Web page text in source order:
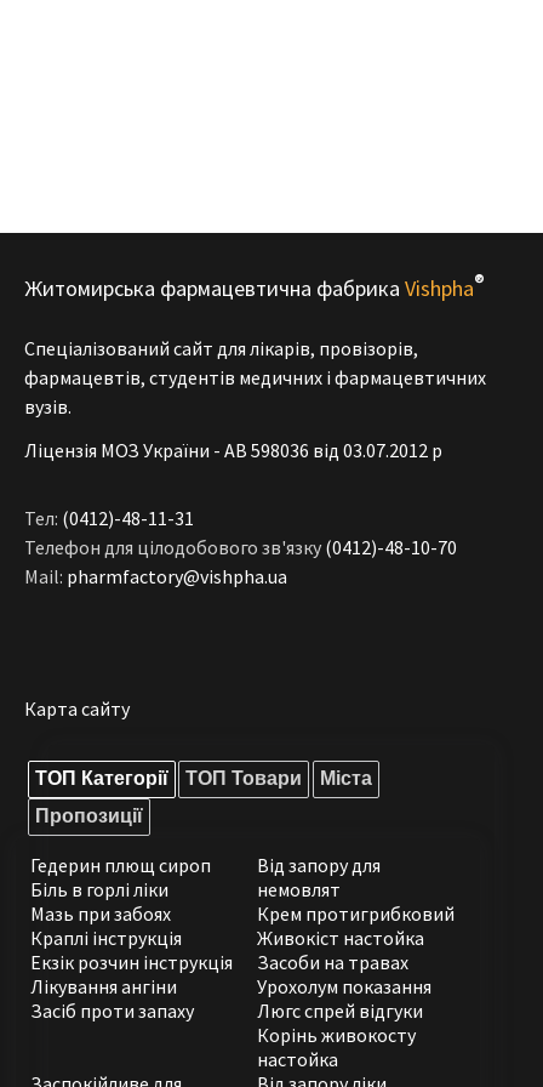
Житомирська фармацевтична фабрика Vishpha®
Спеціалізований сайт для лікарів, провізорів,
фармацевтів, студентів медичних і фармацевтичних
вузів.
Ліцензія МОЗ України - АВ 598036 від 03.07.2012 р
Тел: (0412)-48-11-31
Телефон для цілодобового зв'язку (0412)-48-10-70
Mail: pharmfactory@vishpha.ua
Карта сайту
ТОП Категорії ТОП Товари
Міста
Пропозиції
Гедерин плющ сироп
Біль в горлі ліки
Мазь при забоях
Краплі інструкція
Екзік розчин інструкція
Лікування ангіни
Засіб проти запаху
Від запору для
немовлят
Крем протигрибковий
Живокіст настойка
Засоби на травах
Урохолум показання
Люгс спрей відгуки
Корінь живокосту
настойка